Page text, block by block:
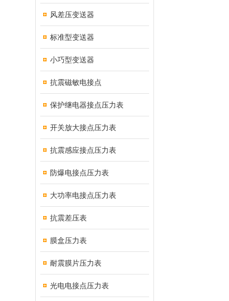
风差压变送器
标准型变送器
小巧型变送器
抗震磁敏电接点
保护继电器接点压力表
开关放大接点压力表
抗震感应接点压力表
防爆电接点压力表
大功率电接点压力表
抗震差压表
膜盒压力表
耐震膜片压力表
光电电接点压力表